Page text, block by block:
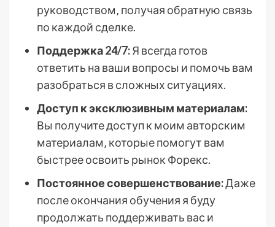
руководством‚ получая обратную связь
по каждой сделке.
Поддержка 24/7:Я всегда готов
ответить на ваши вопросы и помочь вам
разобраться в сложных ситуациях.
Доступ к эксклюзивным материалам:
Вы получите доступ к моим авторским
материалам‚ которые помогут вам
быстрее освоить рынок Форекс.
Постоянное совершенствование:Даже
после окончания обучения я буду
продолжать поддерживать вас и